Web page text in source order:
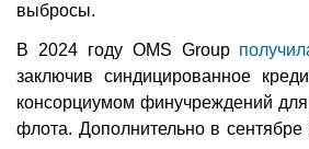
выбросы.
В 2024 году OMS Group
заключив синдицированное
консорциумом финучреждений
флота. Дополнительно в сентябре